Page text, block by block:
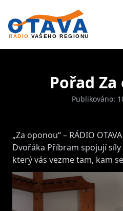
Pořad
Publikováno:
„Za oponou“ – RÁDIO
Dvořáka Příbram spojují
který vás vezme tam, kam